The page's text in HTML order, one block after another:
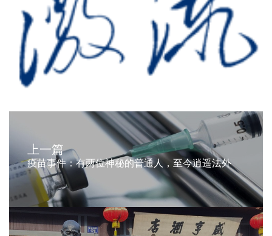
上一篇
疫苗事件：有两位神秘的普通人，至今逍遥法外